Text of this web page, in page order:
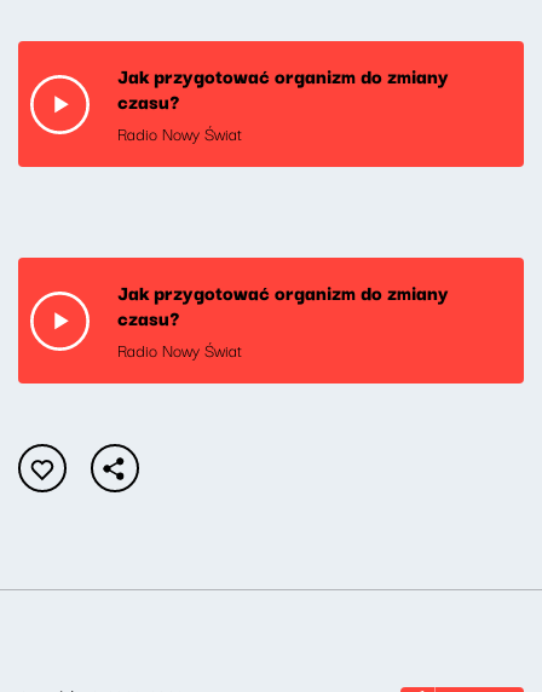
Jak przygotować organizm do zmiany
czasu?
Radio Nowy Świat
Jak przygotować organizm do zmiany
czasu?
Radio Nowy Świat